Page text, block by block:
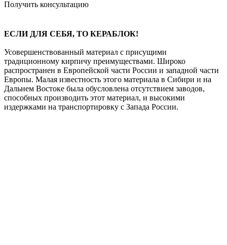
Получить консультацию
ЕСЛИ ДЛЯ СЕБЯ, ТО КЕРАБЛОК!
Усовершенствованный материал с присущими
традиционному кирпичу преимуществами. Широко
распространен в Европейской части России и западной части
Европы. Малая известность этого материала в Сибири и на
Дальнем Востоке была обусловлена отсутствием заводов,
способных производить этот материал, и высокими
издержками на транспортировку с Запада России.